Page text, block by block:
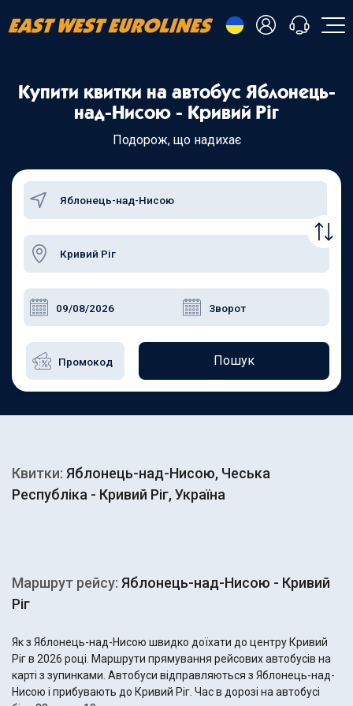
- Русский
- Polski
- English
+38 098 815 44 44
+48 508 154 444
+49 152 581 544 44
Купити квитки на автобус Яблонець-
над-Нисою - Кривий Ріг
Подорож, що надихає
Пошук
Квитки: Яблонець-над-Нисою, Чеська
Республіка - Кривий Ріг, Україна
Маршрут рейсу: Яблонець-над-Нисою - Кривий
Ріг
Як з Яблонець-над-Нисою швидко доїхати до центру Кривий
Ріг в 2026 році. Маршрути прямування рейсових автобусів на
карті з зупинками. Автобуси відправляються з Яблонець-над-
Нисою і прибувають до Кривий Ріг. Час в дорозі на автобусі